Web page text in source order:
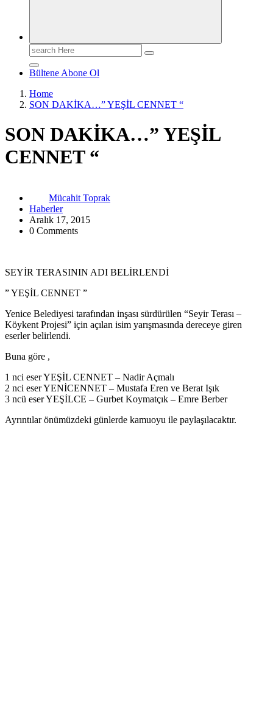
Search
for:
Bültene Abone Ol
Home
SON DAKİKA…” YEŞİL CENNET “
SON DAKİKA…” YEŞİL
CENNET “
Mücahit Toprak
Haberler
Aralık 17, 2015
0 Comments
SEYİR TERASININ ADI BELİRLENDİ
” YEŞİL CENNET ”
Yenice Belediyesi tarafından inşası sürdürülen “Seyir Terası –
Köykent Projesi” için açılan isim yarışmasında dereceye giren
eserler belirlendi.
Buna göre ,
1 nci eser YEŞİL CENNET – Nadir Açmalı
2 nci eser YENİCENNET – Mustafa Eren ve Berat Işık
3 ncü eser YEŞİLCE – Gurbet Koymatçık – Emre Berber
Ayrıntılar önümüzdeki günlerde kamuoyu ile paylaşılacaktır.